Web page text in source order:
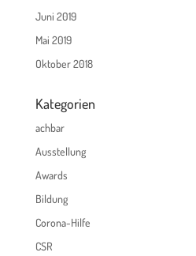
Juni 2019
Mai 2019
Oktober 2018
Kategorien
achbar
Ausstellung
Awards
Bildung
Corona-Hilfe
CSR